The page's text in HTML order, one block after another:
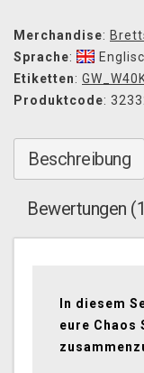
Merchandise:
Sprache:
Etiketten:
Produktcode:
Beschreibung
Bewertungen
In diesem
eure Chaos